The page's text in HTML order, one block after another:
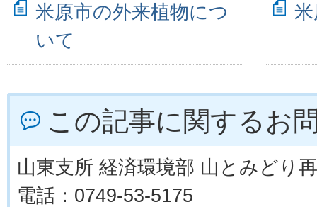
米原市の外来植物につ
いて
この記事に関するお
山東支所 経済環境部 山とみどり
電話：0749-53-5175